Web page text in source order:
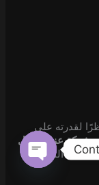
لقدرته على
شركة عزل الرول
هذه المشاريع